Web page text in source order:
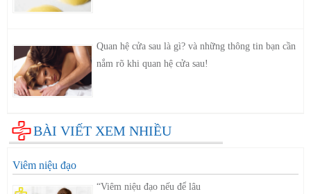
Quan hệ cửa sau là gì? và những thông tin bạn cần
nắm rõ khi quan hệ cửa sau!
BÀI VIẾT XEM NHIỀU
Viêm niệu đạo
“Viêm niệu đạo nếu để lâu